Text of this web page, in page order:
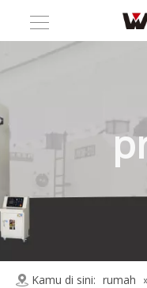
Kamu di sini: rumah